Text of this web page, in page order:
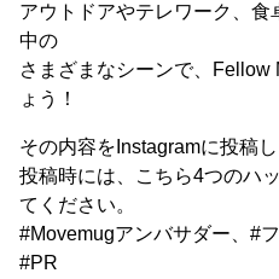
アウトドアやテレワーク、
中の
さまざまなシーンで、Fellow
ょう！
その内容をInstagramに投稿し
投稿時には、こちら4つのハ
てください。
#Movemugアンバサダー、#
#PR